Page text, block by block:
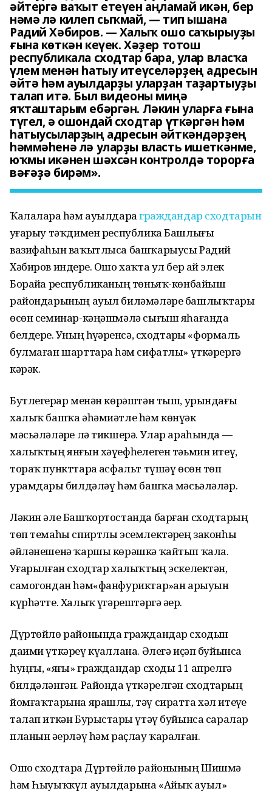
әйтергә ваҡыт етеүен аңламай икән, бер
нәмә лә килеп сыҡмай, — тип ышана
Радий Хәбиров. — Халыҡ ошо саҡырыуҙы
ғына көткән кеүек. Хәҙер тотош
республикала сходтар бара, улар власҡа
үлем менән һатыу итеүселәрҙең адресын
әйтә һәм ауылдарҙы уларҙан таҙартыуҙы
талап итә. Был видеоны миңә
яҡташтарым ебәргән. Ләкин уларға ғына
түгел, ә ошондай сходтар үткәргән һәм
һатыусыларҙың адресын әйткәндәрҙең
һәммәһенә лә уларҙы власть ишеткәнме,
юҡмы икәнен шәхсән контролдә торорға
вәғәҙә бирәм».
Ҡалаларҙа һәм ауылдарҙаграждандар сходтарын
уҙғарыу тәҡдимен республика Башлығы
вазифаһын ваҡытлыса башҡарыусы Радий
Хәбиров индерҙе. Ошо хаҡта ул бер ай элек
Борайҙа республиканың төньяҡ-көнбайыш
райондарының ауыл биләмәләре башлыҡтары
өсөн семинар-кәңәшмәлә сығыш яһағанда
белдерҙе. Уның һүҙҙәренсә, сходтарҙы «формаль
булмаған шарттарҙа һәм сифатлы» үткәрергә
кәрәк.
Бутлегерҙар менән көрәштән тыш, урындағы
халыҡ башҡа әһәмиәтле һәм көнүҙәк
мәсьәләләрҙе лә тикшерә. Улар араһында —
халыҡтың янғын хәүефһеҙлеген тәьмин итеү,
тораҡ пункттарҙа асфальт түшәү өсөн төп
урамдарҙы билдәләү һәм башҡа мәсьәләләр.
Ләкин әле Башҡортостанда барған сходтарҙың
төп темаһы спиртлы эсемлектәрҙең законһыҙ
әйләнешенә ҡаршы көрәшкә ҡайтып ҡала.
Уҙғарылған сходтар халыҡтың эскелектән,
самогондан һәм«фанфуриктар»ҙан арыуын
күрһәтте. Халыҡ үҙгәрештәргә әҙер.
Дүртөйлө районында граждандар сходын
даими үткәреү күҙаллана. Әлегә иҫәп буйынса
һуңғы, «яҙғы» граждандар сходы 11 апрелгә
билдәләнгән. Районда үткәрелгән сходтарҙың
йомғаҡтарына ярашлы, тәү сиратта хәл итеүҙе
талап иткән Бурыстарҙы үтәү буйынса саралар
планын әҙерләү һәм раҫлау ҡаралған.
Ошо сходтарҙа Дүртөйлө районының Шишмә
һәм Һыуыҡкүл ауылдарына «Айыҡ ауыл»